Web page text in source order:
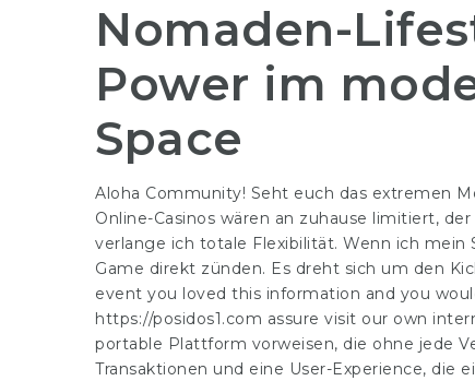
Nomaden-
Power im
Space
Aloha Community! Seht euch das extremen
Online-Casinos wären an zuhause limitiert,
verlange ich totale Flexibilität. Wenn ich mein
Game direkt zünden. Es dreht sich um den
event you loved this information and you
https://posidos1.com assure visit our own
portable Plattform vorweisen, die ohne jede
Transaktionen und eine User-Experience, die